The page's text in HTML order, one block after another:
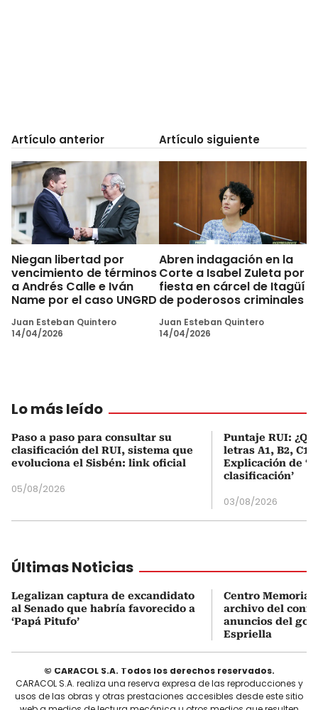
Artículo anterior
Niegan libertad por
vencimiento de términos
a Andrés Calle e Iván
Name por el caso UNGRD
Juan Esteban Quintero
14/04/2026
Artículo siguiente
Abren indagación en la
Corte a Isabel Zuleta por
fiesta en cárcel de Itagüí
de poderosos criminales
Juan Esteban Quintero
14/04/2026
Lo más leído
Paso a paso para consultar su
clasificación del RUI, sistema que
evoluciona el Sisbén: link oficial
05/08/2026
Puntaje RUI:
letras A1, B2, C1
Explicación de
clasificación’
03/08/2026
Últimas Noticias
Legalizan captura de excandidato
al Senado que habría favorecido a
‘Papá Pitufo’
Centro Memoria
archivo del
anuncios del
Espriella
© CARACOL S.A. Todos los derechos reservados.
CARACOL S.A. realiza una reserva expresa de las reproducciones y
usos de las obras y otras prestaciones accesibles desde este sitio